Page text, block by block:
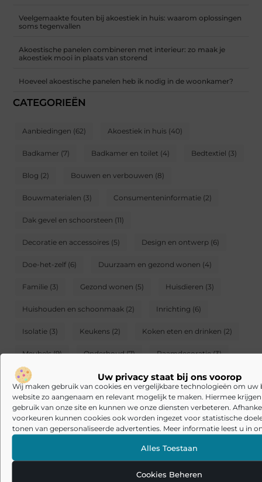
Uw privacy staat bij ons voorop
Wij maken gebruik van cookies en vergelijkbare technologieën om uw
website zo aangenaam en relevant mogelijk te maken. Hiermee
gebruik van onze site en kunnen we onze diensten verbeteren.
voorkeuren kunnen cookies ook worden ingezet voor statistische
tonen van gepersonaliseerde advertenties. Meer informatie leest u in
Alles Toestaan
Cookies Beheren
Veelgemaakte fouten bij akoestiek in huis: waarom oplossingen
soms tegenvallen
Akoestische panelen combineren met interieur: zo maak je
akoestiek mooi in plaats van storend
Hoeveel akoestische panelen heb ik nodig in de woonkamer?
CATEGORIEËN
Aanbiedingen (62) Akoestiek in huis (40)
Badkamer (7) Badkamer en toilet (4) Bedtextiel (3)
Blog (2) Bouwen en verbouwen (8)
Bouwmaterialen (3) Consumenteninformatie (2)
Dak gevel en schoorsteen (11)
Decoratie en accessoires (5) Design en ontwerp (6)
Doe-het-zelf (6) Duurzaam en gezond wonen (4)
Familie (3) Gezond wonen (5) Huisdieren (3)
Huishouden en schoonmaak (2) Inrichting (6)
Isolatie (3) Keukens (2) Koken eten en drinken (2)
Meubels(9) Onderhoud(7) Raamdecoratie(3)
Raamdecoratie en zonwering(6)
Serre en overkapping(2) Slaapkamer(6) Slapen(3)
Tuin en buitenleven(9) Tuinieren (5)